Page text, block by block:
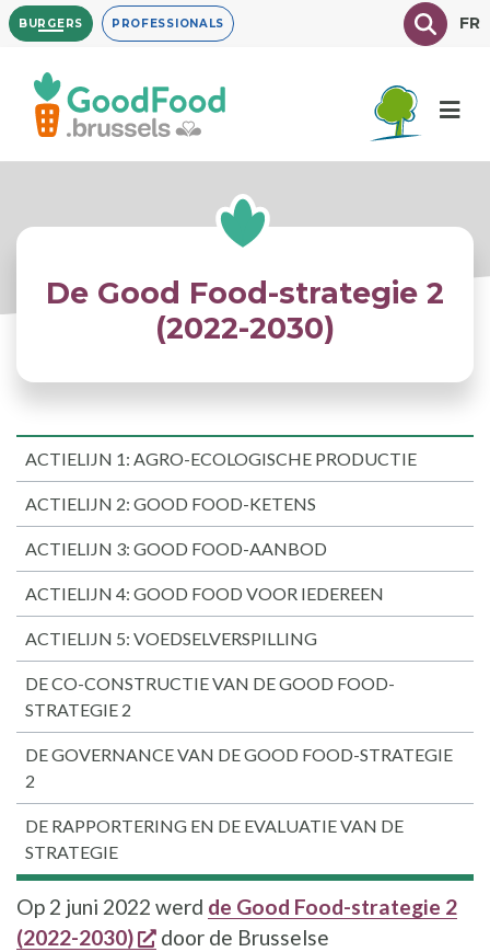
Overslaan
en
inhoud
gaan
BURGERS PROFESSIONALS TexteFR
De Good Food-strategie 2
(2022-2030)
Op 2 juni 2022 werd de Good Food-strategie 2
(2022-2030)
opent een nieuw venster
door de Brusselse
ACTIELIJN 1: AGRO-ECOLOGISCHE PRODUCTIE
ACTIELIJN 2: GOOD FOOD-KETENS
ACTIELIJN 3: GOOD FOOD-AANBOD
ACTIELIJN 4: GOOD FOOD VOOR IEDEREEN
ACTIELIJN 5: VOEDSELVERSPILLING
DE CO-CONSTRUCTIE VAN DE GOOD FOOD-
STRATEGIE 2
DE GOVERNANCE VAN DE GOOD FOOD-STRATEGIE
2
DE RAPPORTERING EN DE EVALUATIE VAN DE
STRATEGIE